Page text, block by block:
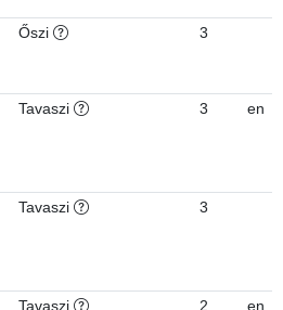
Őszi 3
Tavaszi 3 en
Tavaszi 3
Tavaszi 2 en